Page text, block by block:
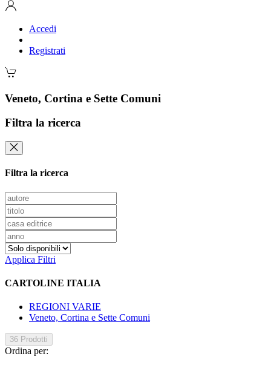
Accedi
Registrati
Veneto, Cortina e Sette Comuni
Filtra la ricerca
Filtra la ricerca
Applica Filtri
CARTOLINE ITALIA
REGIONI VARIE
Veneto, Cortina e Sette Comuni
36 Prodotti
Ordina per: